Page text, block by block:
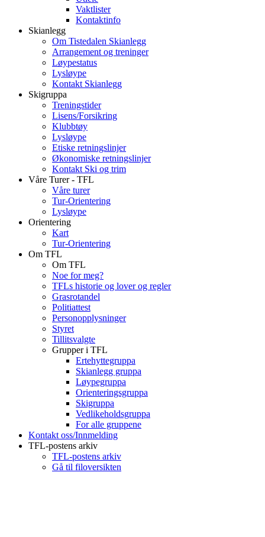
Vaktlister
Kontaktinfo
Skianlegg
Om Tistedalen Skianlegg
Arrangement og treninger
Løypestatus
Lysløype
Kontakt Skianlegg
Skigruppa
Treningstider
Lisens/Forsikring
Klubbtøy
Lysløype
Etiske retningslinjer
Økonomiske retningslinjer
Kontakt Ski og trim
Våre Turer - TFL
Våre turer
Tur-Orientering
Lysløype
Orientering
Kart
Tur-Orientering
Om TFL
Om TFL
Noe for meg?
TFLs historie og lover og regler
Grasrotandel
Politiattest
Personopplysninger
Styret
Tillitsvalgte
Grupper i TFL
Ertehyttegruppa
Skianlegg gruppa
Løypegruppa
Orienteringsgruppa
Skigruppa
Vedlikeholdsgruppa
For alle gruppene
Kontakt oss/Innmelding
TFL-postens arkiv
TFL-postens arkiv
Gå til filoversikten